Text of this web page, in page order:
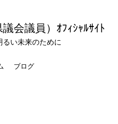
会議員 ）ｵﾌｨｼｬﾙｻｲﾄ
るい未来のために
ブログ